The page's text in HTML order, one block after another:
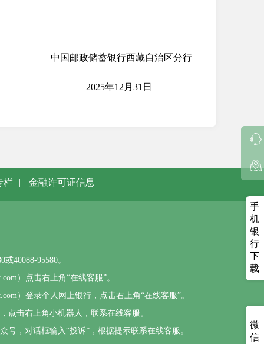
中国邮政储蓄银行西藏自治区分行
31日
栏 | 金融许可证信息
40088-95580。
）点击右上角“在线客服”。
）登录个人网上银行，点击右上角“在线客服”。
点击右上角小机器人，联系在线客服。
号，对话框输入“投诉”，根据提示联系在线客服。
手
机
银
行
下
载
微
信